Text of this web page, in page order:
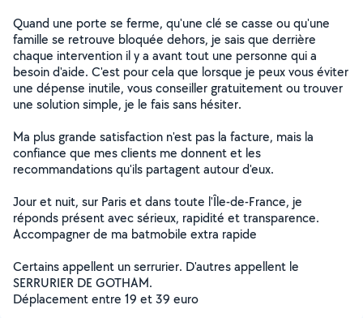
Quand une porte se ferme, qu'une clé se casse ou qu'une
famille se retrouve bloquée dehors, je sais que derrière
chaque intervention il y a avant tout une personne qui a
besoin d'aide. C'est pour cela que lorsque je peux vous éviter
une dépense inutile, vous conseiller gratuitement ou trouver
une solution simple, je le fais sans hésiter.
Ma plus grande satisfaction n'est pas la facture, mais la
confiance que mes clients me donnent et les
recommandations qu'ils partagent autour d'eux.
Jour et nuit, sur Paris et dans toute l'Île-de-France, je
réponds présent avec sérieux, rapidité et transparence.
Accompagner de ma batmobile extra rapide
Certains appellent un serrurier. D'autres appellent le
SERRURIER DE GOTHAM.
Déplacement entre 19 et 39 euro